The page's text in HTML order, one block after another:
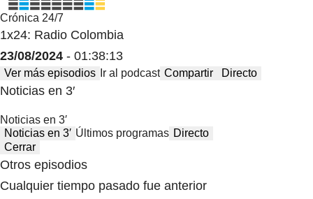
Crónica 24/7
1x24: Radio Colombia
23/08/2024 - 01:38:13
Ver más episodios Ir al podcast Compartir Directo
Noticias en 3′
Noticias en 3′
Noticias en 3′ Últimos programas Directo
Cerrar
Otros episodios
Cualquier tiempo pasado fue anterior